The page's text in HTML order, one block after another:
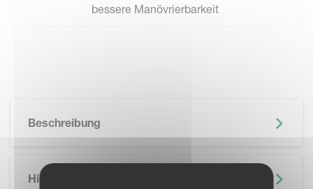
bessere Manövrierbarkeit
Beschreibung
Highlights